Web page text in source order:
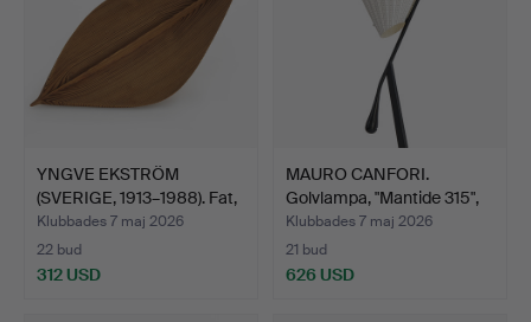
YNGVE EKSTRÖM
(SVERIGE, 1913–1988). Fat,
i…
Klubbades 7 maj 2026
22 bud
312 USD
MAURO CANFORI.
Golvlampa, "Mantide 315",
O…
Klubbades 7 maj 2026
21 bud
626 USD